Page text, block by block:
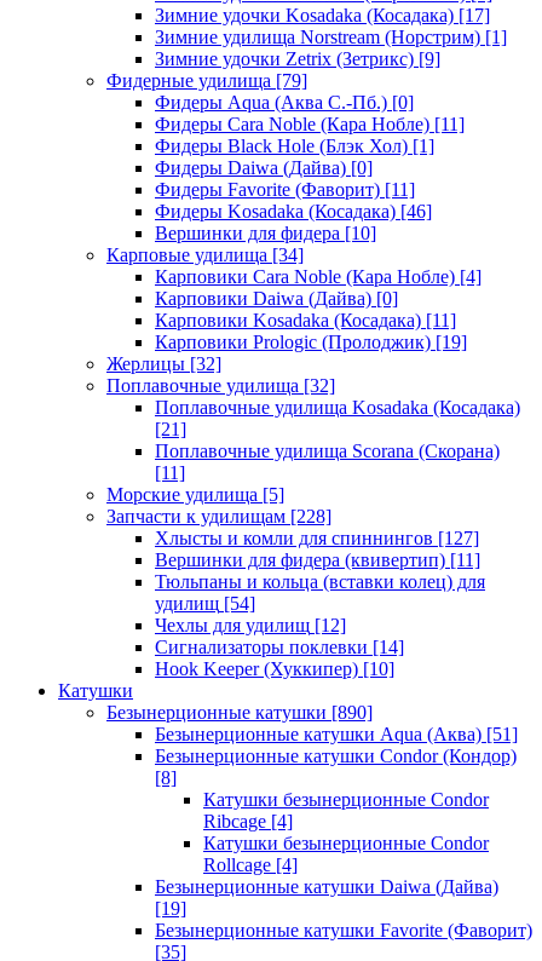
Зимние удочки Kosadaka (Косадака) [17]
Зимние удилища Norstream (Норстрим) [1]
Зимние удочки Zetrix (Зетрикс) [9]
Фидерные удилища [79]
Фидеры Aqua (Аква С.-Пб.) [0]
Фидеры Cara Noble (Кара Нобле) [11]
Фидеры Black Hole (Блэк Хол) [1]
Фидеры Daiwa (Дайва) [0]
Фидеры Favorite (Фаворит) [11]
Фидеры Kosadaka (Косадака) [46]
Вершинки для фидера [10]
Карповые удилища [34]
Карповики Cara Noble (Кара Нобле) [4]
Карповики Daiwa (Дайва) [0]
Карповики Kosadaka (Косадака) [11]
Карповики Prologic (Пролоджик) [19]
Жерлицы [32]
Поплавочные удилища [32]
Поплавочные удилища Kosadaka (Косадака)
[21]
Поплавочные удилища Scorana (Скорана)
[11]
Морские удилища [5]
Запчасти к удилищам [228]
Хлысты и комли для спиннингов [127]
Вершинки для фидера (квивертип) [11]
Тюльпаны и кольца (вставки колец) для
удилищ [54]
Чехлы для удилищ [12]
Сигнализаторы поклевки [14]
Hook Keeper (Хуккипер) [10]
Катушки
Безынерционные катушки [890]
Безынерционные катушки Aqua (Аква) [51]
Безынерционные катушки Condor (Кондор)
[8]
Катушки безынерционные Condor
Ribcage [4]
Катушки безынерционные Condor
Rollcage [4]
Безынерционные катушки Daiwa (Дайва)
[19]
Безынерционные катушки Favorite (Фаворит)
[35]